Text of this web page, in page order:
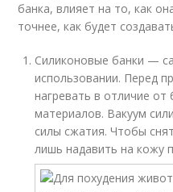
банка, влияет на то, как
точнее, как будет
Силиконовые банки —
использовании. Перед
нагревать в отличие от
материалов. Вакуум
силы сжатия. Чтобы
лишь надавить на кожу